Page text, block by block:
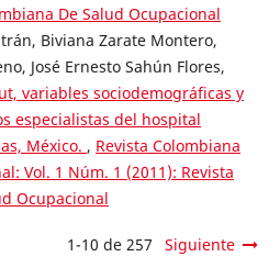
De Salud Ocupacional
Biviana Zarate Montero,
José Ernesto Sahún Flores,
variables sociodemográficas y
especialistas del hospital
México. , Revista Colombiana
Vol. 1 Núm. 1 (2011): Revista
Ocupacional
1-10 de 257 Siguiente